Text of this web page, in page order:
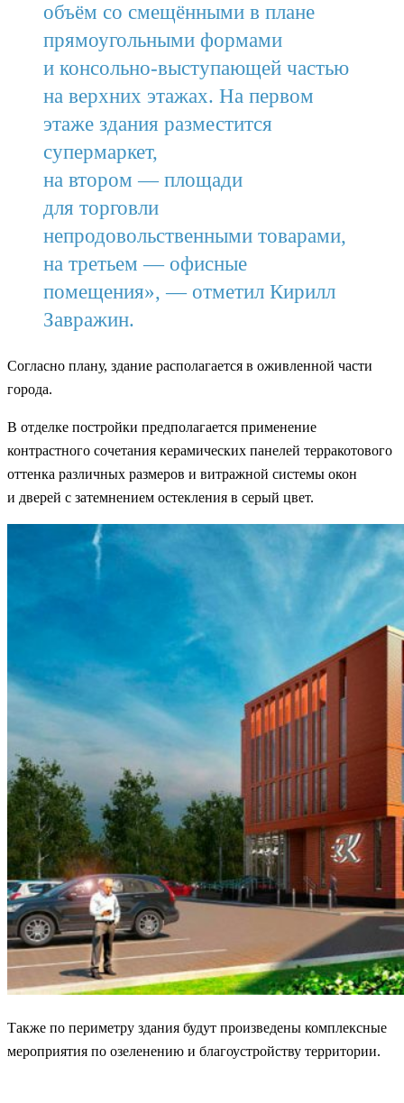
объём со смещёнными в плане
прямоугольными формами
и консольно-выступающей частью
на верхних этажах. На первом
этаже здания разместится
супермаркет,
на втором — площади
для торговли
непродовольственными товарами,
на третьем — офисные
помещения», — отметил Кирилл
Завражин.
Согласно плану, здание располагается в оживленной части
города.
В отделке постройки предполагается применение
контрастного сочетания керамических панелей терракотового
оттенка различных размеров и витражной системы окон
и дверей с затемнением остекления в серый цвет.
Также по периметру здания будут произведены комплексные
мероприятия по озеленению и благоустройству территории.